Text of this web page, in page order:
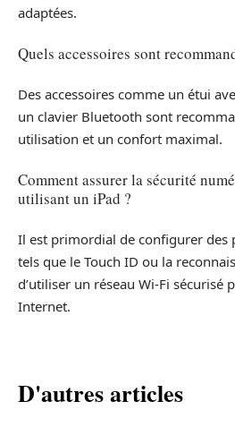
adaptées.
Quels accessoires sont
Des accessoires comme un étui
un clavier Bluetooth sont
utilisation et un confort maximal.
Comment assurer la sécurité
utilisant un iPad ?
Il est primordial de configurer des
tels que le Touch ID ou la
d’utiliser un réseau Wi-Fi sécurisé
Internet.
D'autres articles